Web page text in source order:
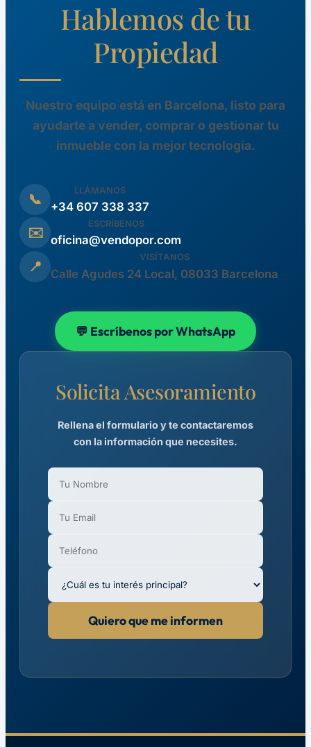
Hablemos de tu
Propiedad
Nuestro equipo está en Barcelona, listo para
ayudarte a vender, comprar o gestionar tu
inmueble con la mejor tecnología.
📞
LLÁMANOS
+34 607 338 337
✉️
ESCRÍBENOS
oficina@vendopor.com
📍
VISÍTANOS
Calle Agudes 24 Local, 08033 Barcelona
💬 Escríbenos por WhatsApp
Solicita Asesoramiento
Rellena el formulario y te contactaremos
con la información que necesites.
Quiero que me informen